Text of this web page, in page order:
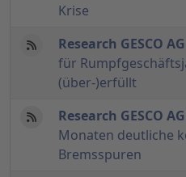
Krise
Research GESCO AG
für
(über-)erfüllt
Research GESCO AG
Monaten deutliche
Bremsspuren